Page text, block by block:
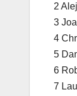
2
3
4
5
6
7